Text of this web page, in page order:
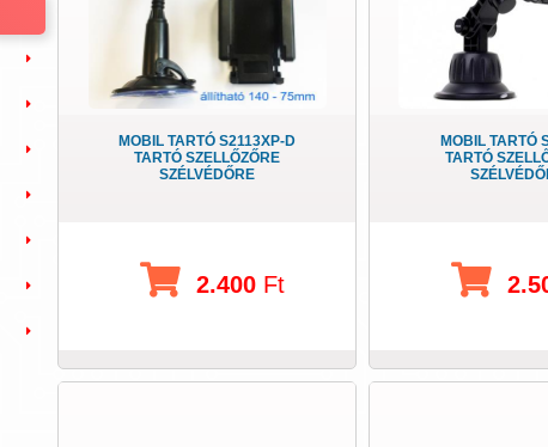
MOBIL TARTÓ S2113XP-D
TARTÓ SZELLŐZŐRE
SZÉLVÉDŐRE
2.400Ft
MOBIL TARTÓ
TARTÓ